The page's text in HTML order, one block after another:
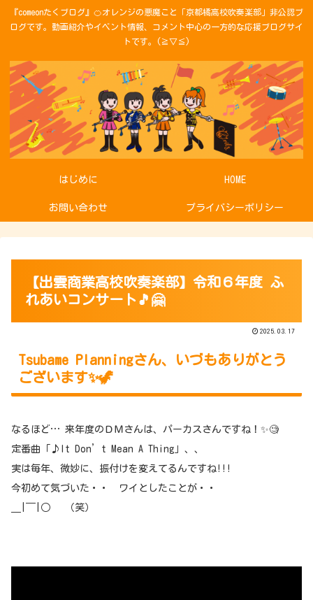
『comeonたくブログ』🍊オレンジの悪魔こと「京都橘高校吹奏楽部」非公認ブ
ログです。動画紹介やイベント情報、コメント中心の一方的な応援ブログサイ
トです。(≧▽≦)
はじめに HOME
お問い合わせ プライバシーポリシー
【出雲商業高校吹奏楽部】令和６年度 ふ
れあいコンサート🎵🤗
2025.03.17
Tsubame Planningさん、いづもありがとう
ございます✨🦖
なるほど… 来年度のＤＭさんは、パーカスさんですね！✨🧐
定番曲「♪It Don’t Mean A Thing」、、
実は毎年、微妙に、振付けを変えてるんですね!!!
今初めて気づいた・・ ワイとしたことが・・
＿|￣|○ （笑）